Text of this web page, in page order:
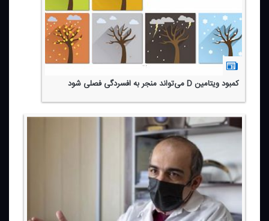
كمبود ویتامین D می‌تواند منجر به افسردگی فصلی شود